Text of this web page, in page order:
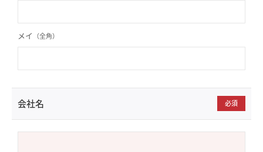
メイ （全角）
会社名 必須